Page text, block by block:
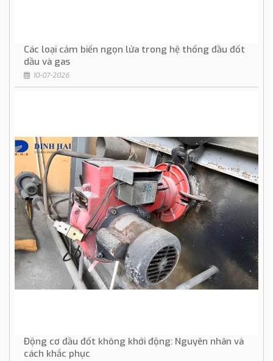
Các loại cảm biến ngọn lửa trong hệ thống đầu đốt
dầu và gas
10-07-2026
Động cơ đầu đốt không khởi động: Nguyên nhân và
cách khắc phục